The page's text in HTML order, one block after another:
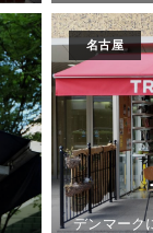
名古屋
デンマーク